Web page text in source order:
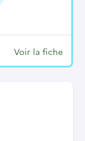
Voir la fiche